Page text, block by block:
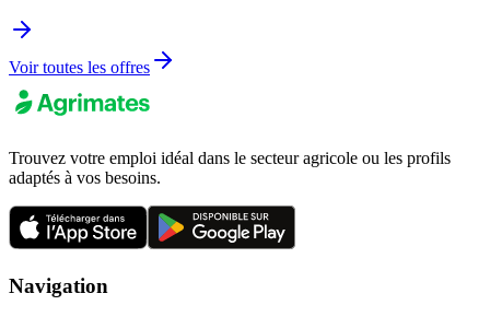
Voir toutes les offres
Trouvez votre emploi idéal dans le secteur agricole ou les profils
adaptés à vos besoins.
Navigation